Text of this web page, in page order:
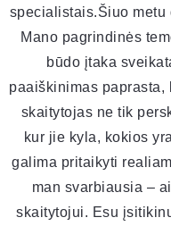
specialistais.Šiuo metu
Mano pagrindinės
būdo įtaka
paaiškinimas paprasta,
skaitytojas ne tik
kur jie kyla, kokios
galima pritaikyti
man svarbiausia –
skaitytojui. Esu